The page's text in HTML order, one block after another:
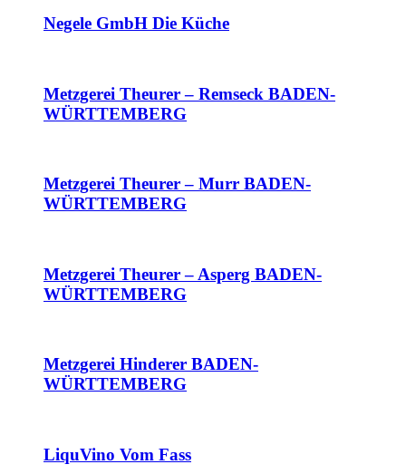
Negele GmbH Die Küche
Metzgerei Theurer – Remseck BADEN-
WÜRTTEMBERG
Metzgerei Theurer – Murr BADEN-
WÜRTTEMBERG
Metzgerei Theurer – Asperg BADEN-
WÜRTTEMBERG
Metzgerei Hinderer BADEN-
WÜRTTEMBERG
LiquVino Vom Fass